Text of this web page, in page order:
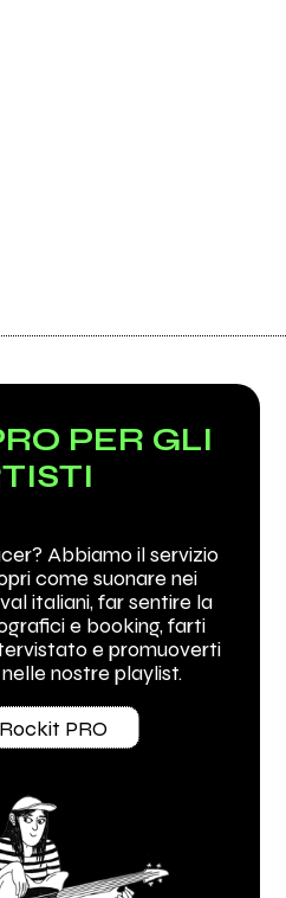
PER GLI
Abbiamo il servizio
come suonare nei
italiani, far sentire la
e booking, farti
e promuoverti
nostre playlist.
PRO